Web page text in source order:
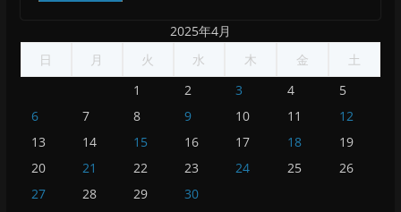
2025年4月
日
月 火 水 木 金
土
1
2 3 4
5
6
7 8 9 10 11
12
13
14 15 16 17 18
19
20
21 22 23 24 25
26
27
28 29 30